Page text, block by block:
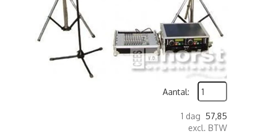
Aantal:
1 dag 57,85
excl. BTW